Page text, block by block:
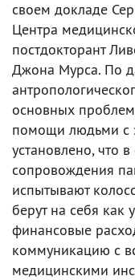
своем докладе
Центра
постдокторант
Джона Мурса. По
основных
помощи людьми с
установлено, что в
сопровождения
испытывают
берут на себя как
финансовые
коммуникацию с
медицинскими